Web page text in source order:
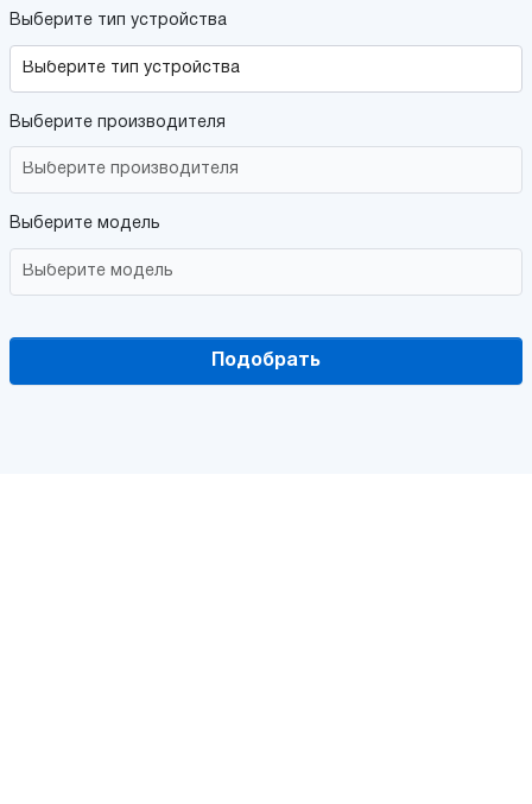
Выберите тип устройства
Выберите производителя
Выберите модель
Подобрать